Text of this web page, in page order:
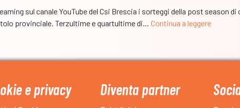
sul canale YouTube del Csi Brescia i sorteggi della post season
provinciale. Terzultime e quartultime di… Continua a leggereCsi,
di
off
e
play-
e privacy Diventa partner